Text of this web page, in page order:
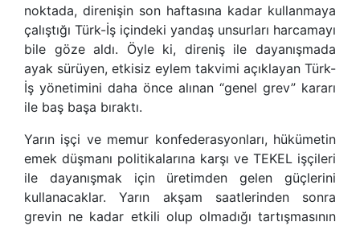
noktada, direnişin son haftasına kadar kullanmaya
çalıştığı Türk-İş içindeki yandaş unsurları harcamayı
bile göze aldı. Öyle ki, direniş ile dayanışmada
ayak sürüyen, etkisiz eylem takvimi açıklayan Türk-
İş yönetimini daha önce alınan “genel grev” kararı
ile baş başa bıraktı.
Yarın işçi ve memur konfederasyonları, hükümetin
emek düşmanı politikalarına karşı ve TEKEL işçileri
ile dayanışmak için üretimden gelen güçlerini
kullanacaklar. Yarın akşam saatlerinden sonra
grevin ne kadar etkili olup olmadığı tartışmasının